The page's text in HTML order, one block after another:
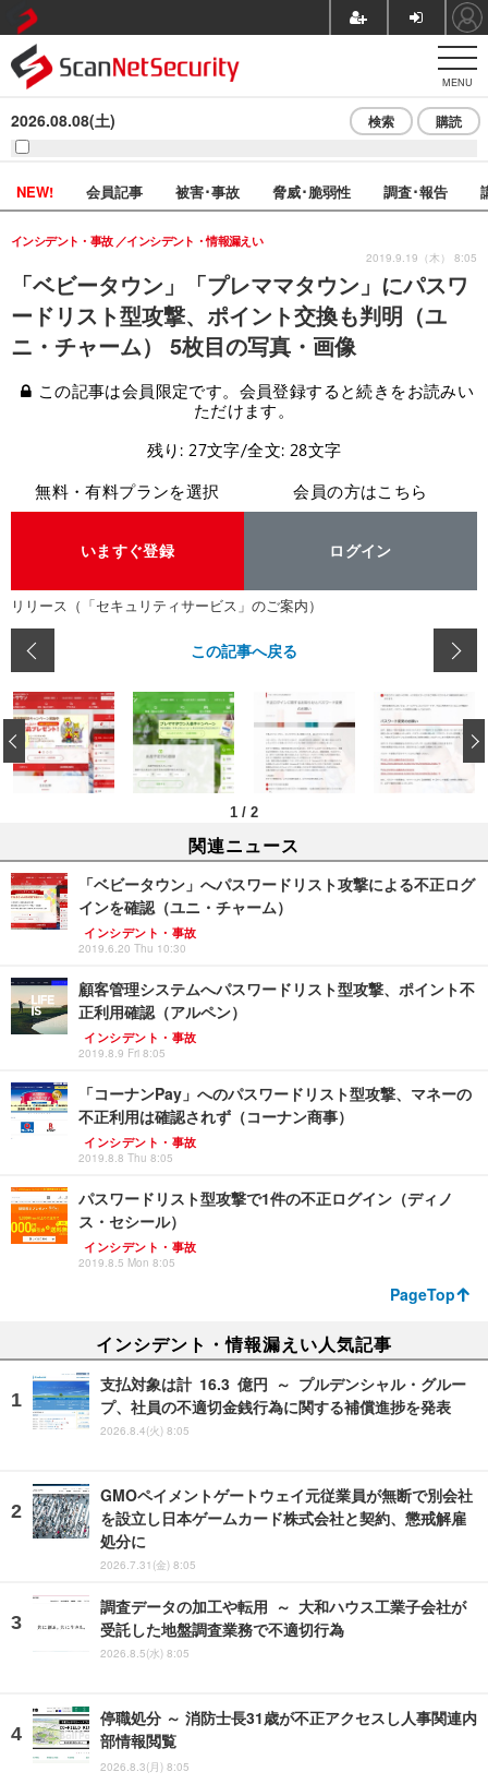
MENU
2026.08.08(土) 検索 購読
NEW! 会員記事 被害･事故 脅威･脆弱性 調査･報告
「ベビータウン」「プレママタウン」にパスワ
ードリスト型攻撃、ポイント交換も判明（ユ
ニ・チャーム） 5枚目の写真・画像
インシデント・事故 インシデント・情報漏えい
2019.9.19（木） 8:05
この記事は会員限定です。会員登録すると続きをお読みい
ただけます。
残り: 27文字/全文: 28文字
無料・有料プランを選択
いますぐ登録
会員の方はこちら
ログイン
リリース（「セキュリティサービス」のご案内）
この記事へ戻る
1 / 2
‹
関連ニュース
「ベビータウン」へパスワードリスト攻撃による不正ログ
インを確認（ユニ・チャーム）
インシデント・事故
2019.6.20 Thu 10:30
顧客管理システムへパスワードリスト型攻撃、ポイント不
正利用確認（アルペン）
インシデント・事故
2019.8.9 Fri 8:05
「コーナンPay」へのパスワードリスト型攻撃、マネーの
不正利用は確認されず（コーナン商事）
インシデント・事故
2019.8.8 Thu 8:05
パスワードリスト型攻撃で1件の不正ログイン（ディノ
ス・セシール）
インシデント・事故
2019.8.5 Mon 8:05
PageTop
インシデント・情報漏えい人気記事
支払対象は計 16.3 億円 ～ プルデンシャル・グルー
プ、社員の不適切金銭行為に関する補償進捗を発表
2026.8.4(火) 8:05
GMOペイメントゲートウェイ元従業員が無断で別会社
を設立し日本ゲームカード株式会社と契約、懲戒解雇
処分に
2026.7.31(金) 8:05
調査データの加工や転用 ～ 大和ハウス工業子会社が
受託した地盤調査業務で不適切行為
2026.8.5(水) 8:05
停職処分 ～ 消防士長31歳が不正アクセスし人事関連内
部情報閲覧
2026.8.3(月) 8:05